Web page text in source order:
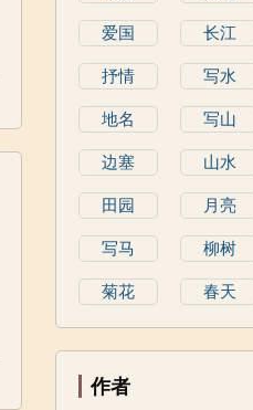
爱国 长江
抒情 写水
地名 写山
边塞 山水
田园 月亮
写马 柳树
菊花 春天
作者